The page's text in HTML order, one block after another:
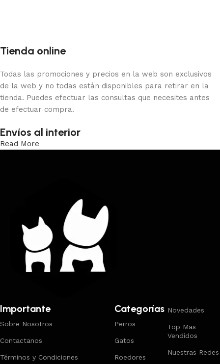
Tienda online
Todas las promociones y precios en la web son exclusivos
de la web y no todas están disponibles para retirar en la
tienda. Puedes efectuar las consultas que necesites antes
de efectuar compra.
Envíos al interior
Read More
Importante
Sobre Nosotros
Contactanos
Términos y Condiciones
Categorías
Perros
Gatos
Roedores
Novedades
Top Mas
Vendidos
Nuestras Redes